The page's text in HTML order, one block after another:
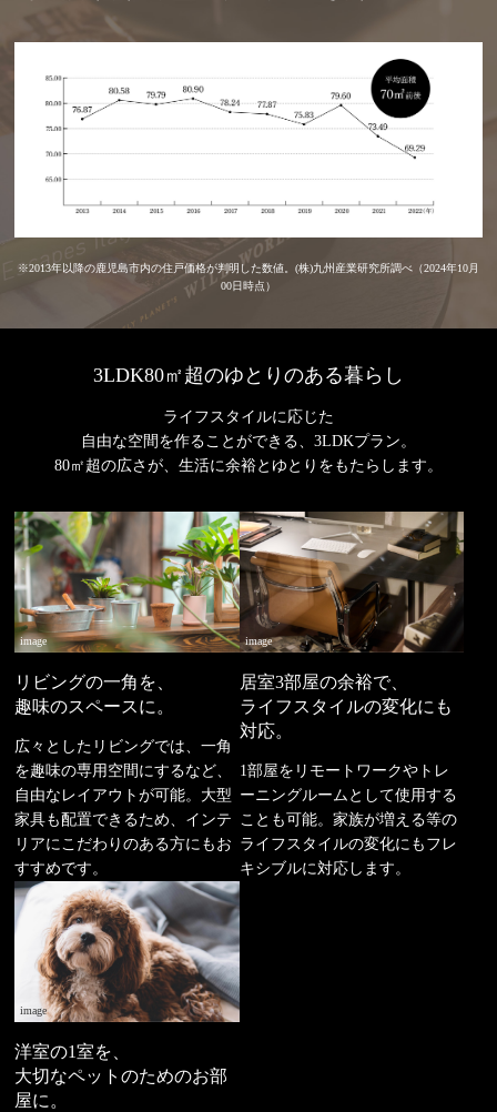
※2013年以降の鹿児島市内の住戸価格が判明した数値。(株)九州産業研究所調べ（2024年10月
00日時点）
3LDK80㎡超のゆとりのある暮らし
ライフスタイルに応じた
自由な空間を作ることができる、3LDKプラン。
80㎡超の広さが、生活に余裕とゆとりをもたらします。
image
リビングの一角を、
趣味のスペースに。
広々としたリビングでは、一角
を趣味の専用空間にするなど、
自由なレイアウトが可能。大型
家具も配置できるため、インテ
リアにこだわりのある方にもお
すすめです。
image
居室3部屋の余裕で、
ライフスタイルの変化にも
対応。
1部屋をリモートワークやトレ
ーニングルームとして使用する
ことも可能。家族が増える等の
ライフスタイルの変化にもフレ
キシブルに対応します。
image
洋室の1室を、
大切なペットのためのお部
屋に。